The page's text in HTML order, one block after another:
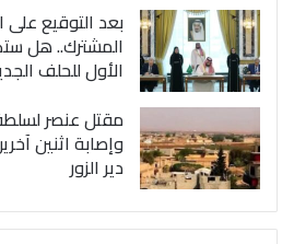
بعد التوقيع
المشترك.. هل
الأول للحلف
مقتل عنصر
وإصابة اثنين
دير الزور